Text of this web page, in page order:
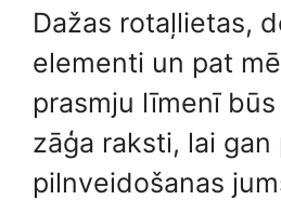
Dažas rotaļlietas,
elementi un pat
prasmju līmenī
zāģa raksti, lai
pilnveidošanas